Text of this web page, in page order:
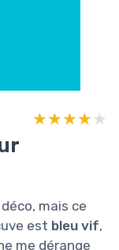
★★★★★
★★★★★
mais ce
est bleu vif,
me dérange